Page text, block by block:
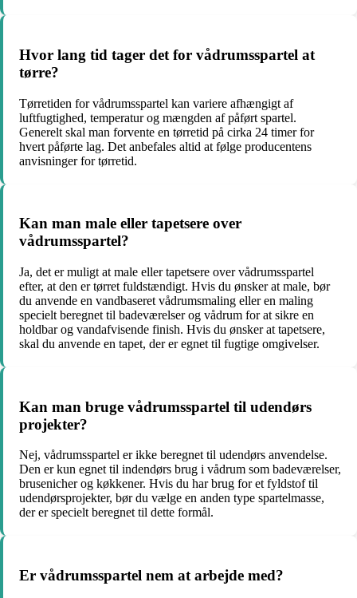
Hvor lang tid tager det for vådrumsspartel at
tørre?
Tørretiden for vådrumsspartel kan variere afhængigt af
luftfugtighed, temperatur og mængden af påført spartel.
Generelt skal man forvente en tørretid på cirka 24 timer for
hvert påførte lag. Det anbefales altid at følge producentens
anvisninger for tørretid.
Kan man male eller tapetsere over
vådrumsspartel?
Ja, det er muligt at male eller tapetsere over vådrumsspartel
efter, at den er tørret fuldstændigt. Hvis du ønsker at male, bør
du anvende en vandbaseret vådrumsmaling eller en maling
specielt beregnet til badeværelser og vådrum for at sikre en
holdbar og vandafvisende finish. Hvis du ønsker at tapetsere,
skal du anvende en tapet, der er egnet til fugtige omgivelser.
Kan man bruge vådrumsspartel til udendørs
projekter?
Nej, vådrumsspartel er ikke beregnet til udendørs anvendelse.
Den er kun egnet til indendørs brug i vådrum som badeværelser,
brusenicher og køkkener. Hvis du har brug for et fyldstof til
udendørsprojekter, bør du vælge en anden type spartelmasse,
der er specielt beregnet til dette formål.
Er vådrumsspartel nem at arbejde med?